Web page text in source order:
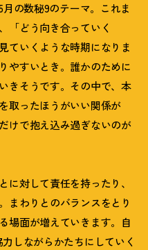
の数秘9のテーマ。これま
「どう向き合っていく
ていくような時期になりま
やすいとき。誰かのために
きそうです。その中で、本
取ったほうがいい関係が
けで抱え込み過ぎないのが
に対して責任を持ったり、
まわりとのバランスをとり
場面が増えていきます。自
しながらかたちにしていく